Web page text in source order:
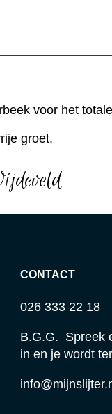
voor het
groet,
CONTACT
026 333 22 18
B.G.G. Spreek
in en je wordt